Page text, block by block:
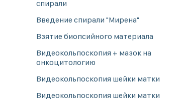
спирали
Введение спирали "Мирена"
Взятие биопсийного материала
Видеокольпоскопия + мазок на
онкоцитологию
Видеокольпоскопия шейки матки
Видеокольпоскопия шейки матки